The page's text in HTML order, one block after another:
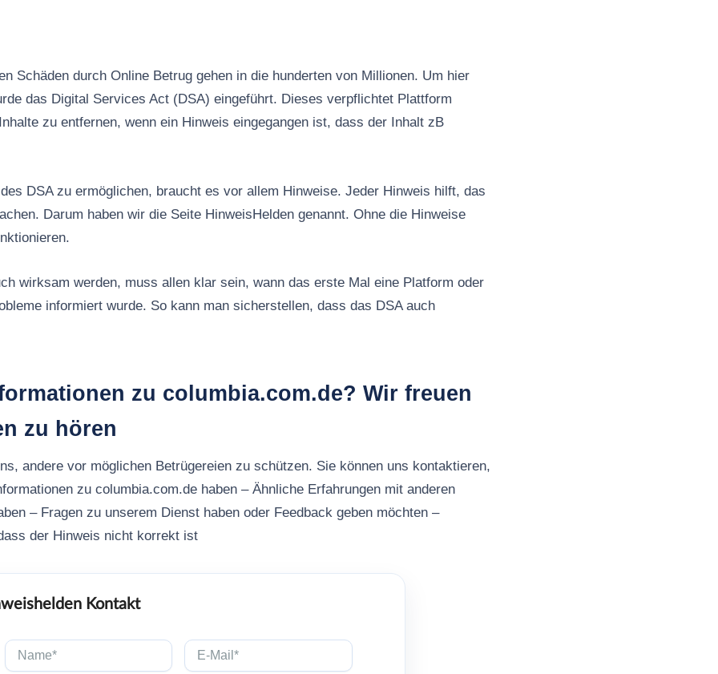
Schäden durch Online Betrug gehen in die hunderten von Millionen. Um hier
das Digital Services Act (DSA) eingeführt. Dieses verpflichtet Plattform
zu entfernen, wenn ein Hinweis eingegangen ist, dass der Inhalt zB
DSA zu ermöglichen, braucht es vor allem Hinweise. Jeder Hinweis hilft, das
Darum haben wir die Seite HinweisHelden genannt. Ohne die Hinweise
wirksam werden, muss allen klar sein, wann das erste Mal eine Platform oder
informiert wurde. So kann man sicherstellen, dass das DSA auch
zu columbia.com.de? Wir freuen
zu hören
andere vor möglichen Betrügereien zu schützen. Sie können uns kontaktieren,
zu columbia.com.de haben – Ähnliche Erfahrungen mit anderen
– Fragen zu unserem Dienst haben oder Feedback geben möchten –
der Hinweis nicht korrekt ist
Kontakt